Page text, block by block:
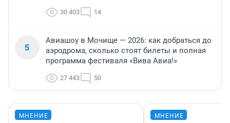
30 403 14
5
Авиашоу в Мочище — 2026: как добраться до
аэродрома, сколько стоят билеты и полная
программа фестиваля «Вива Авиа!»
27 443 50
МНЕНИЕ МНЕНИЕ